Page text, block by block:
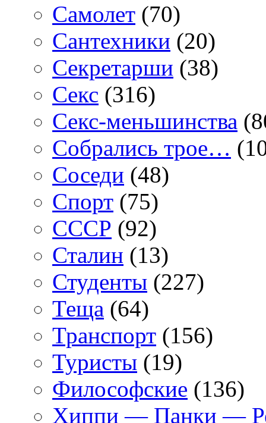
Самолет (70)
Сантехники (20)
Секретарши (38)
Секс (316)
Секс-меньшинства
Собрались трое…
Соседи (48)
Спорт (75)
СССР (92)
Сталин (13)
Студенты (227)
Теща (64)
Транспорт (156)
Туристы (19)
Философские (136)
Хиппи — Панки —